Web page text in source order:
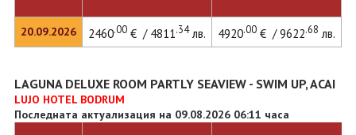
20.09.2026 2460.00€ / 4811.34лв. 4920.00€ / 9622.68 лв.
LAGUNA DELUXE ROOM PARTLY SEAVIEW - SWIM UP, ACAI
LUJO HOTEL BODRUM
Последната актуализация на 09.08.2026 06:11 часа